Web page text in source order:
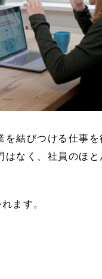
結びつける仕事
なく、社員のほ
ます。